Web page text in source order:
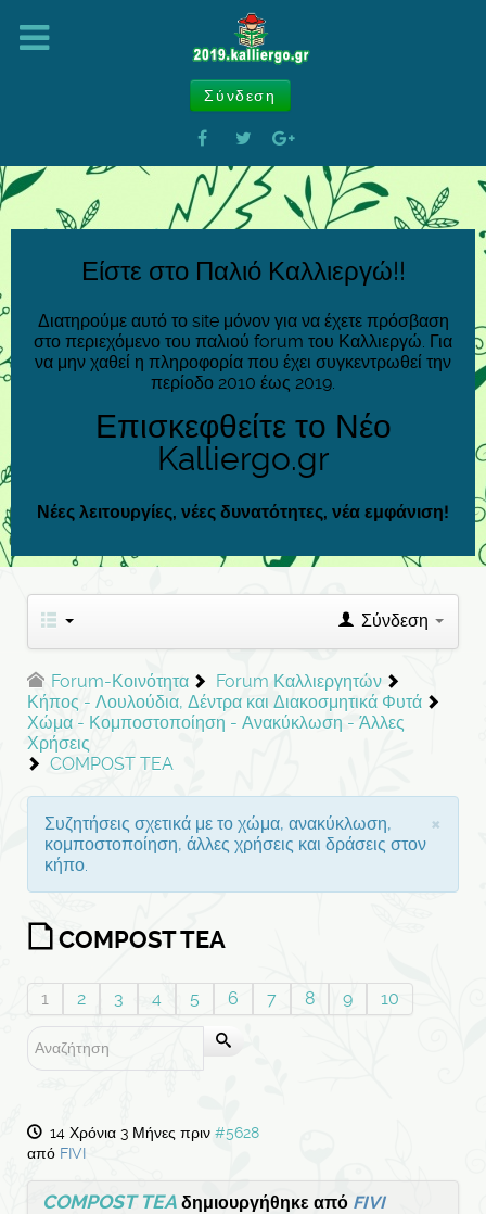
Σύνδεση
Είστε στο Παλιό Καλλιεργώ!!
Διατηρούμε αυτό το site μόνον για να έχετε πρόσβαση
στο περιεχόμενο του παλιού forum του Καλλιεργώ. Για
να μην χαθεί η πληροφορία που έχει συγκεντρωθεί την
περίοδο 2010 έως 2019.
Επισκεφθείτε το Νέο
Kalliergo.gr
Νέες λειτουργίες, νέες δυνατότητες, νέα εμφάνιση!
Σύνδεση
Forum-Κοινότητα
Forum Καλλιεργητών
Κήπος - Λουλούδια, Δέντρα και Διακοσμητικά Φυτά
Χώμα - Κομποστοποίηση - Ανακύκλωση - Άλλες
Χρήσεις
COMPOST TEA
×
Συζητήσεις σχετικά με το χώμα, ανακύκλωση,
κομποστοποίηση, άλλες χρήσεις και δράσεις στον
κήπο.
COMPOST TEA
1 2 3 4 5 6 7 8 9 10
14 Χρόνια 3 Μήνες πριν #5628
από FIVI
COMPOST TEA δημιουργήθηκε από FIVI